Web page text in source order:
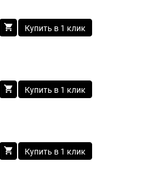
Купить в 1 клик
Купить в 1 клик
Купить в 1 клик